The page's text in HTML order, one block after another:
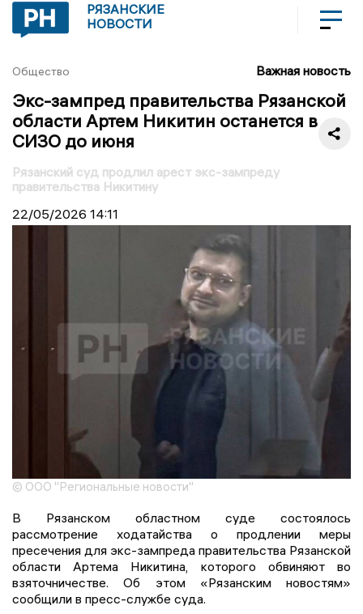
РЯЗАНСКИЕ
НОВОСТИ
Общество Важная новость
Экс-зампред правительства Рязанской
области Артем Никитин останется в
СИЗО до июня
Рязанский суд продлил арест экс-зампреду
правительства Никитину
22/05/2026 14:11
© ООО "Региональные новости"
В Рязанском областном суде состоялось
рассмотрение ходатайства о продлении меры
пресечения для экс-зампреда правительства Рязанской
области Артема Никитина, которого обвиняют во
взяточничестве. Об этом «Рязанским новостям»
сообщили в пресс-службе суда.